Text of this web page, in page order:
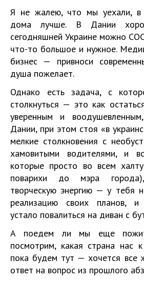
Я не жалею, что мы уехали, в
дома лучше. В Дании
сегодняшней Украине можно
что-то большое и нужное.
бизнес — привноси
душа пожелает.
Однако есть задача, с
столкнуться — это как
уверенным и
Дании, при этом стоя «в
мелкие столкновения с
хамовитыми водителями, и
которые просто во всем
поварихи до мэра
творческую энергию — у тебя
реализацию своих планов, и
устало повалиться на диван с
А поедем ли мы еще
посмотрим, какая страна нас
пока будем тут — хочется все
ответ на вопрос из прошлого